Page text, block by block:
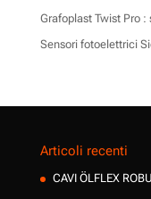
Grafoplast Twist Pro
Sensori fotoelettrici
Articoli recenti
CAVI ÖLFLEX